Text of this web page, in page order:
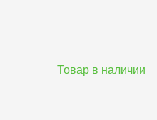
Товар в наличии